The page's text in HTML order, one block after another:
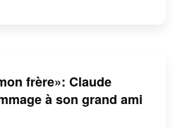
frère»: Claude
à son grand ami